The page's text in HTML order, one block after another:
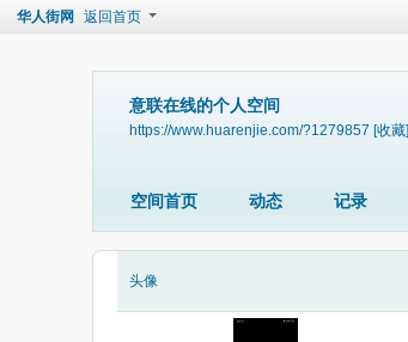
华人街网 返回首页
意联在线的个人空间
https://www.huarenjie.com/?1279857 [收藏]
空间首页 动态 记录
头像